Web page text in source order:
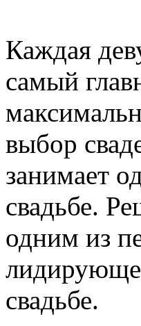
Каждая
самый
выбор
занимает
свадьбе.
одним из
свадьбе.